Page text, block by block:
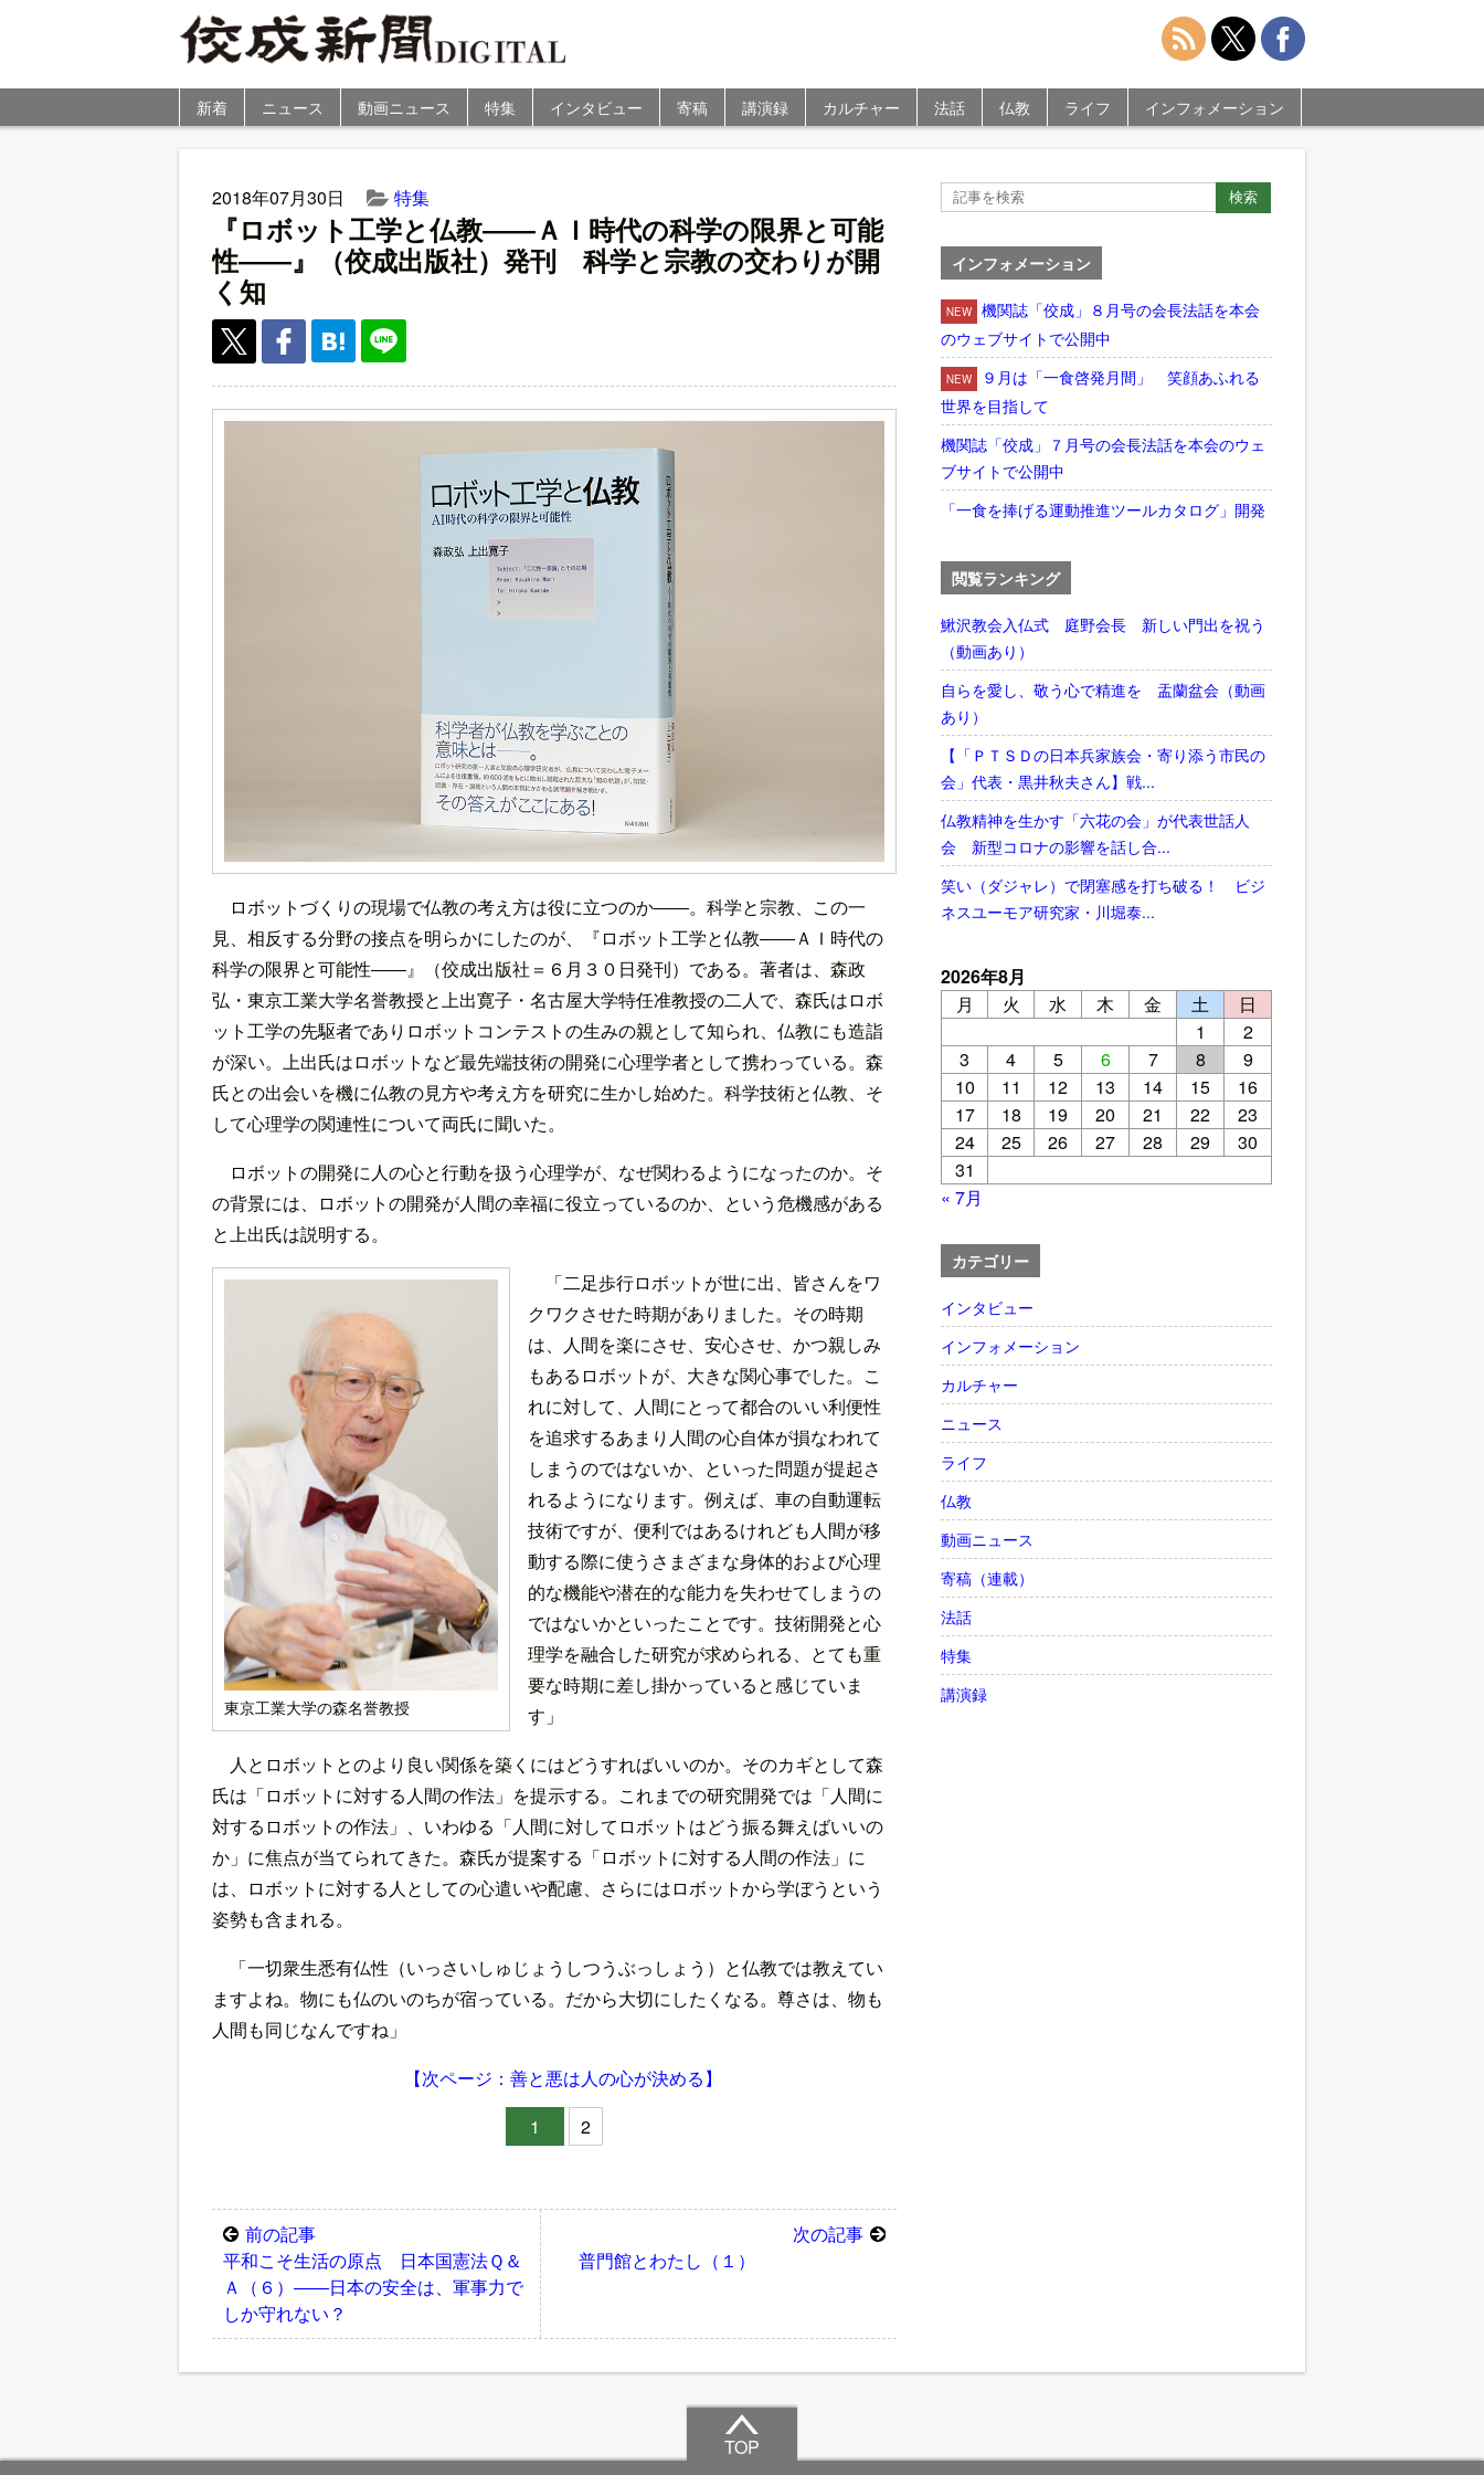
新着 ニュース 動画ニュース 特集 インタビュー 寄稿 講演録 カルチャー 法話 仏教 ライフ インフォメーション
2018年07月30日 特集
『ロボット工学と仏教――ＡＩ時代の科学の限界と可能
性――』（佼成出版社）発刊 科学と宗教の交わりが開
く知
ロボットづくりの現場で仏教の考え方は役に立つのか――。科学と宗教、この一
見、相反する分野の接点を明らかにしたのが、『ロボット工学と仏教――ＡＩ時代の
科学の限界と可能性――』（佼成出版社＝６月３０日発刊）である。著者は、森政
弘・東京工業大学名誉教授と上出寛子・名古屋大学特任准教授の二人で、森氏はロボ
ット工学の先駆者でありロボットコンテストの生みの親として知られ、仏教にも造詣
が深い。上出氏はロボットなど最先端技術の開発に心理学者として携わっている。森
氏との出会いを機に仏教の見方や考え方を研究に生かし始めた。科学技術と仏教、そ
して心理学の関連性について両氏に聞いた。
ロボットの開発に人の心と行動を扱う心理学が、なぜ関わるようになったのか。そ
の背景には、ロボットの開発が人間の幸福に役立っているのか、という危機感がある
と上出氏は説明する。
東京工業大学の森名誉教授
「二足歩行ロボットが世に出、皆さんをワ
クワクさせた時期がありました。その時期
は、人間を楽にさせ、安心させ、かつ親しみ
もあるロボットが、大きな関心事でした。こ
れに対して、人間にとって都合のいい利便性
を追求するあまり人間の心自体が損なわれて
しまうのではないか、といった問題が提起さ
れるようになります。例えば、車の自動運転
技術ですが、便利ではあるけれども人間が移
動する際に使うさまざまな身体的および心理
的な機能や潜在的な能力を失わせてしまうの
ではないかといったことです。技術開発と心
理学を融合した研究が求められる、とても重
要な時期に差し掛かっていると感じていま
す」
人とロボットとのより良い関係を築くにはどうすればいいのか。そのカギとして森
氏は「ロボットに対する人間の作法」を提示する。これまでの研究開発では「人間に
対するロボットの作法」、いわゆる「人間に対してロボットはどう振る舞えばいいの
か」に焦点が当てられてきた。森氏が提案する「ロボットに対する人間の作法」に
は、ロボットに対する人としての心遣いや配慮、さらにはロボットから学ぼうという
姿勢も含まれる。
「一切衆生悉有仏性（いっさいしゅじょうしつうぶっしょう）と仏教では教えてい
ますよね。物にも仏のいのちが宿っている。だから大切にしたくなる。尊さは、物も
人間も同じなんですね」
【次ページ：善と悪は人の心が決める】
1
2
前の記事
平和こそ生活の原点 日本国憲法Ｑ＆
Ａ（６）――日本の安全は、軍事力で
しか守れない？
次の記事
普門館とわたし（１）
インフォメーション
NEW
機関誌「佼成」８月号の会長法話を本会
のウェブサイトで公開中
NEW
９月は「一食啓発月間」 笑顔あふれる
世界を目指して
機関誌「佼成」７月号の会長法話を本会のウェ
ブサイトで公開中
「一食を捧げる運動推進ツールカタログ」開発
閲覧ランキング
鰍沢教会入仏式 庭野会長 新しい門出を祝う
（動画あり）
自らを愛し、敬う心で精進を 盂蘭盆会（動画
あり）
【「ＰＴＳＤの日本兵家族会・寄り添う市民の
会」代表・黒井秋夫さん】戦...
仏教精神を生かす「六花の会」が代表世話人
会 新型コロナの影響を話し合...
笑い（ダジャレ）で閉塞感を打ち破る！ ビジ
ネスユーモア研究家・川堀泰...
2026年8月
月
火 水 木 金 土
日
1
2
3
4 5 6 7 8
9
10
11 12 13 14 15
16
17
18 19 20 21 22
23
24
25 26 27 28 29
30
31
« 7月
カテゴリー
インタビュー
インフォメーション
カルチャー
ニュース
ライフ
仏教
動画ニュース
寄稿（連載）
法話
特集
講演録
TOP